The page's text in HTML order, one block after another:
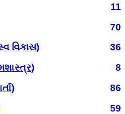
11
70
વિકાસ)
36
8
86
59